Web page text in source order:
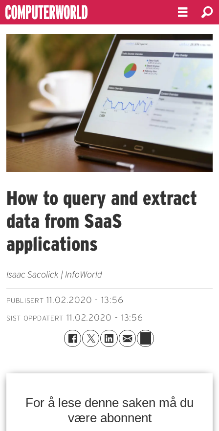
How to query and extract
data from SaaS
applications
Isaac Sacolick | InfoWorld
PUBLISERT 11.02.2020 - 13:56
SIST OPPDATERT 11.02.2020 - 13:56
For å lese denne saken må du
være abonnent